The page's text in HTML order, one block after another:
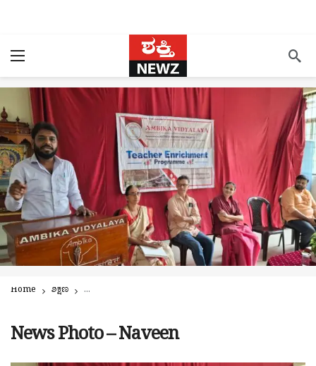
Home ಶಿಕ್ಷಣ ಅಂಬಿಕಾ ಸಿಬಿಎಸ್ಇ ವಿದ್ಯಾಲಯದಲ್ಲಿ ವೇದಗಣಿತ, ಹ್ಯಾಂಡ್ ರೈಟಿಂಗ್ ಸ್ಕಿಲ್
News Photo – Naveen